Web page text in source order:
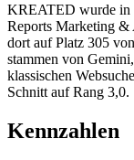
KREATED wurde in
Reports Marketing &
dort auf Platz 305
stammen von
klassischen
Schnitt auf Rang 3,0.
Kennzahlen